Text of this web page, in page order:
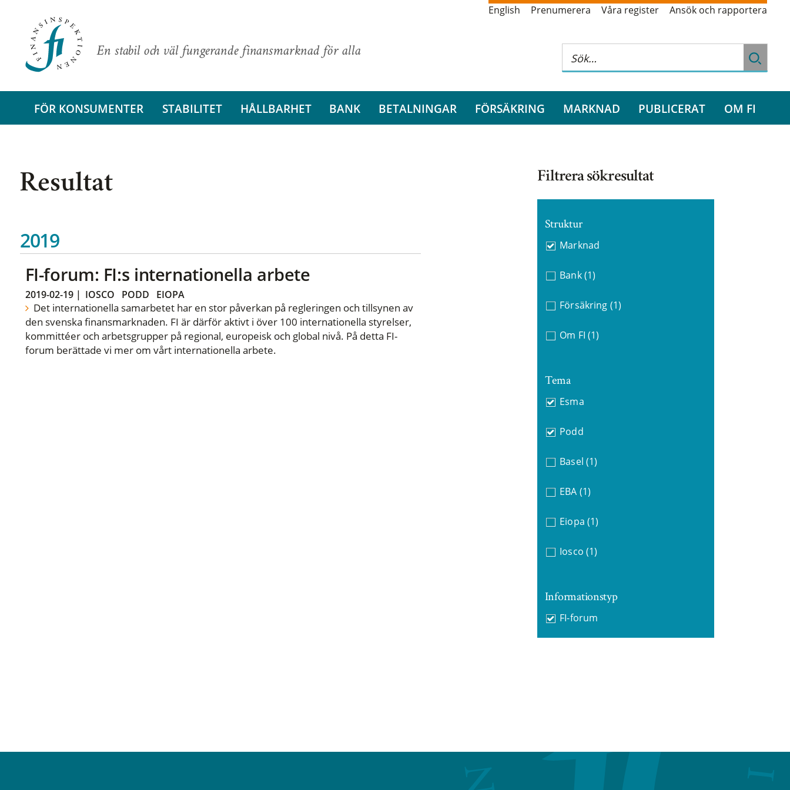
En stabil och väl fungerande finansmarknad för alla
English Prenumerera Våra register Ansök och rapportera
FÖR KONSUMENTER STABILITET HÅLLBARHET BANK BETALNINGAR FÖRSÄKRING MARKNAD PUBLICERAT OM FI
Resultat
2019
FI-forum: FI:s internationella arbete
2019-02-19| IOSCO PODD EIOPA
Det internationella samarbetet har en stor påverkan på regleringen och tillsynen av
den svenska finansmarknaden. FI är därför aktivt i över 100 internationella styrelser,
kommittéer och arbetsgrupper på regional, europeisk och global nivå. På detta FI-
forum berättade vi mer om vårt internationella arbete.
Filtrera sökresultat
Struktur
Marknad
Bank (1)
Försäkring (1)
Om FI (1)
Tema
Esma
Podd
Basel (1)
EBA (1)
Eiopa (1)
Iosco (1)
Informationstyp
FI-forum